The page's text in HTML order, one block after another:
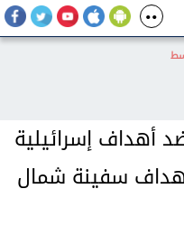
5 عمليات ضد أهداف إسرائيلية
سفينة شمال